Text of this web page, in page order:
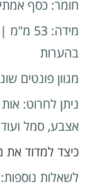
חומר: כסף אמתי
מידה:
בהערות
מגוון פונטים
ניתן לחרוט:
אצבע, סמל ועוד
כיצד למדוד
לשאלות